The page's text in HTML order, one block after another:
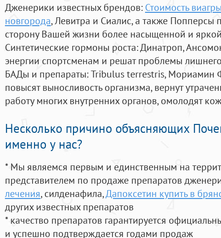
Дженерики известных брендов: Стоимость
новгорода, Левитра и Сиалис, а также Попперсы
сторону Вашей жизни более насыщенной и
Синтетические гормоны роста: Динатроп,
энергии спортсменам и решат проблемы
БАДы и препараты:Tribulus terrestris, Мориамин
повысят выносливость организма, вернут
работу многих внутренних органов, омолодят
Несколько причино объясняющих
именно у нас?
* Мы являемся первым и единственным на
представителем по продаже препаратов
лечения, силденафила,Дапоксетин купить в
других известных препаратов
* качество препаратов гарантируется
и успешно подтверждается годами продаж